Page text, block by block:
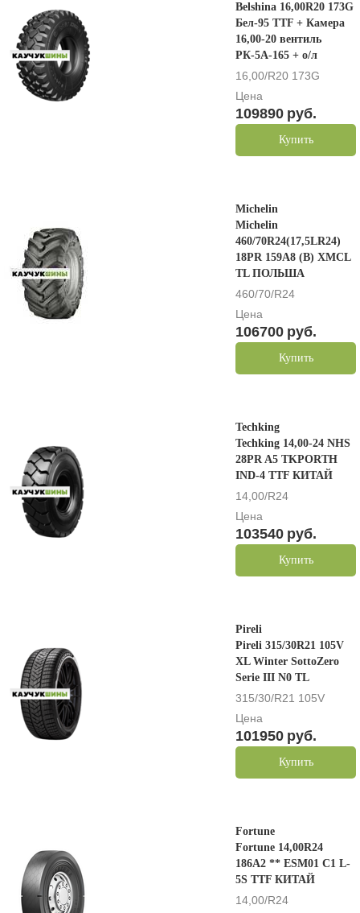
Belshina 16,00R20 173G
Бел-95 TTF + Камера
16,00-20 вентиль
РК-5А-165 + о/л
16,00/R20 173G
Цена
109890 руб.
Купить
Michelin
Michelin
460/70R24(17,5LR24)
18PR 159A8 (B) XMCL
TL ПОЛЬША
460/70/R24
Цена
106700 руб.
Купить
Techking
Techking 14,00-24 NHS
28PR A5 TKPORTH
IND-4 TTF КИТАЙ
14,00/R24
Цена
103540 руб.
Купить
Pireli
Pireli 315/30R21 105V
XL Winter SottoZero
Serie III N0 TL
315/30/R21 105V
Цена
101950 руб.
Купить
Fortune
Fortune 14,00R24
186A2 ** ESM01 C1 L-
5S TTF КИТАЙ
14,00/R24